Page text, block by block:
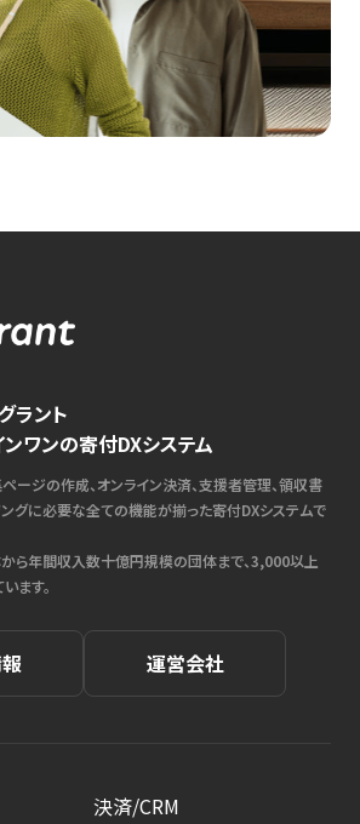
ラント
ワンの寄付DXシステム
ージの作成、オンライン決済、支援者管理、領収書
ングに必要な全ての機能が揃った寄付DXシステムで
ら年間収入数十億円規模の団体まで、3,000以上
ます。
運営会社
決済/CRM